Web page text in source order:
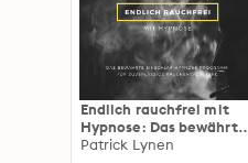
Endlich rauchfrei mit
Hypnose: Das bewährte
Einschlaf-Hypnose-
Patrick Lynen